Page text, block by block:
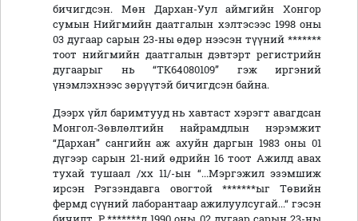
бичигдсэн. Мөн Дархан-Уул аймгийн Хонгор
сумын Нийгмийн даатгалын хэлтэсээс 1998 оны
03 дугаар сарын 23-ны өдөр нээсэн түүний *******
тоот нийгмийн даатгалын дэвтэрт регистрийн
дугаарыг нь “ТК64080109” гэж иргэний
үнэмлэхнээс зөрүүтэй бичигдсэн байна.
Дээрх үйл баримтууд нь хавтаст хэрэгт авагдсан
Монгол-Зөвлөлтийн найрамдлын нэрэмжит
“Дархан” сангийн аж ахуйн даргын 1983 оны 01
дүгээр сарын 21-ний өдрийн 16 тоот Ажилд авах
тухай тушаал /хх 11/-ын “...Мэргэжил эзэмшиж
ирсэн Рэгзэндавга овогтой *******ыг Төвийн
фермд сүүний лаборантаар ажилуулсугай...“ гэсэн